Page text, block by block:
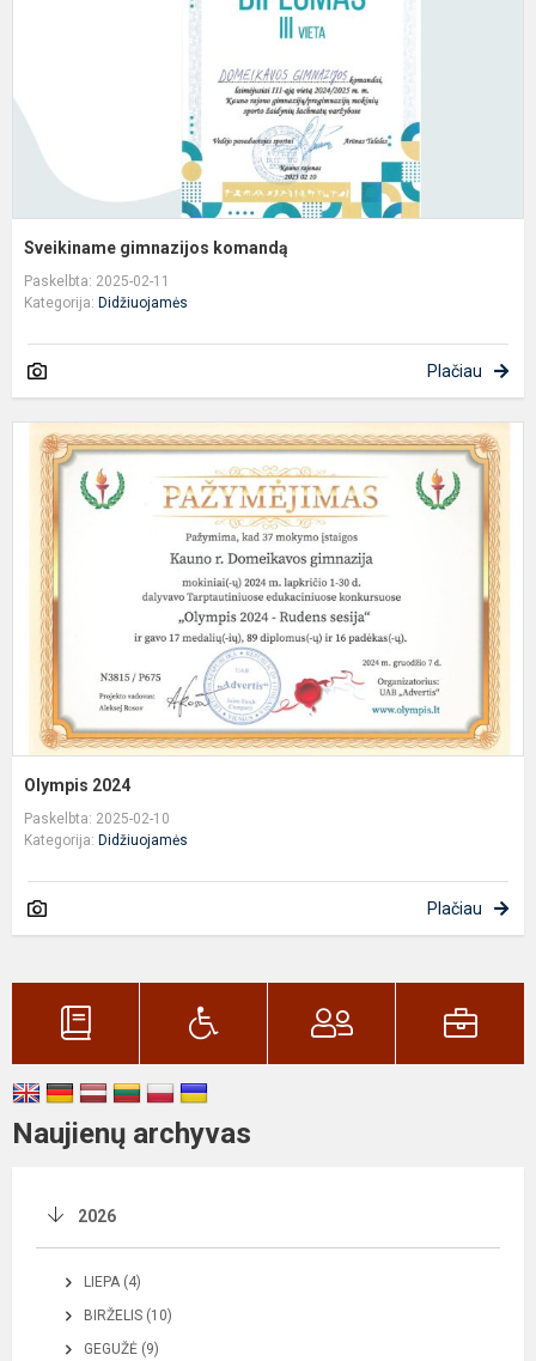
Sveikiname gimnazijos komandą
Paskelbta: 2025-02-11
Kategorija: Didžiuojamės
Plačiau
Olympis 2024
Paskelbta: 2025-02-10
Kategorija: Didžiuojamės
Plačiau
Naujienų archyvas
2026
LIEPA (4)
BIRŽELIS (10)
GEGUŽĖ (9)